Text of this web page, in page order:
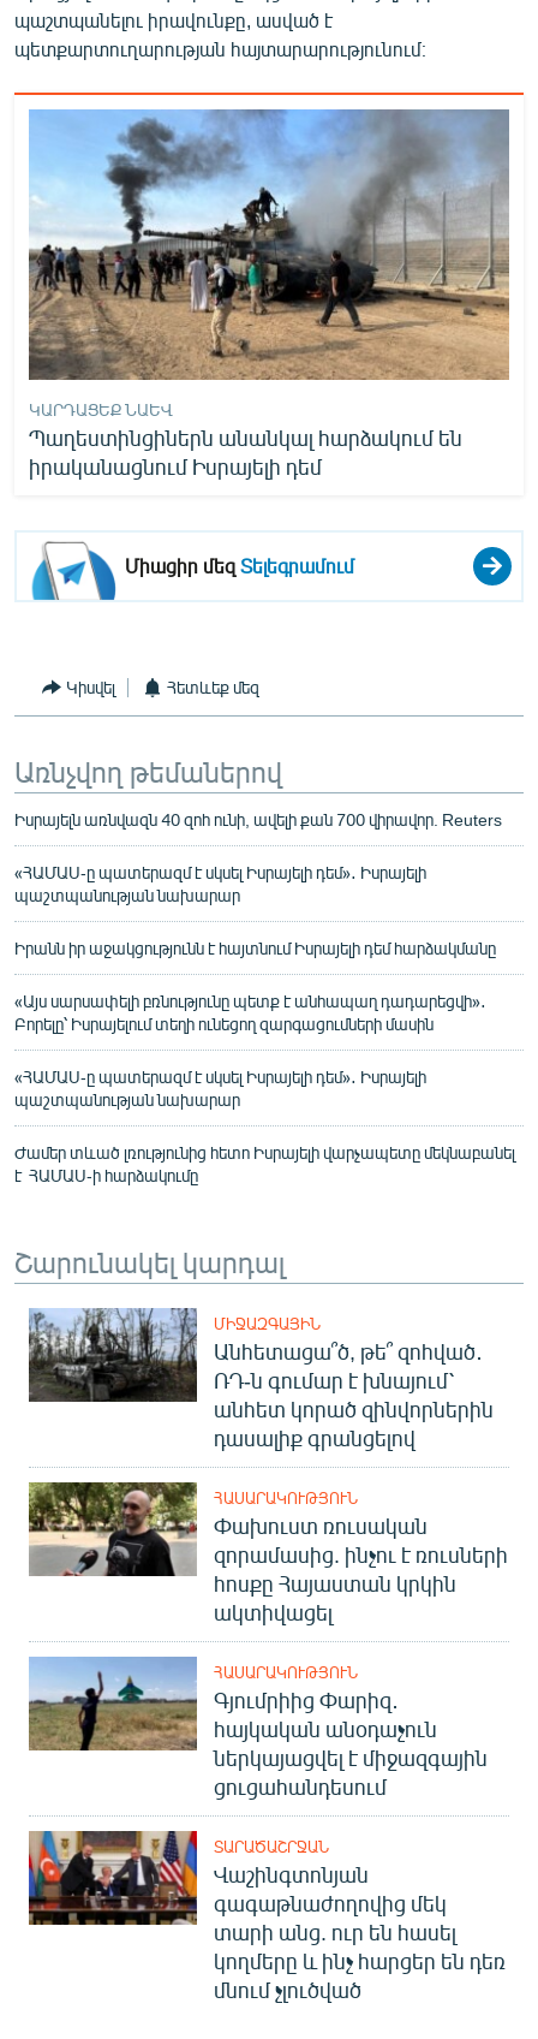
ՀԵՏԵՎԵՔ ՄԵԶ
«Ազատության» բոլոր կայքերը
պաշտպանելու իրավունքը, ասված է
պետքարտուղարության հայտարարությունում։
ԿԱՐԴԱՑԵՔ ՆԱԵՎ
Պաղեստինցիներն անանկալ հարձակում են
իրականացնում Իսրայելի դեմ
Միացիր մեզՏելեգրամում
Կիսվել Հետևեք մեզ
Առնչվող թեմաներով
Իսրայելն առնվազն 40 զոհ ունի, ավելի քան 700 վիրավոր. Reuters
«ՀԱՄԱՍ-ը պատերազմ է սկսել Իսրայելի դեմ»․ Իսրայելի
պաշտպանության նախարար
Իրանն իր աջակցությունն է հայտնում Իսրայելի դեմ հարձակմանը
«Այս սարսափելի բռնությունը պետք է անհապաղ դադարեցվի»․
Բորելը՝ Իսրայելում տեղի ունեցող զարգացումների մասին
«ՀԱՄԱՍ-ը պատերազմ է սկսել Իսրայելի դեմ»․ Իսրայելի
պաշտպանության նախարար
Ժամեր տևած լռությունից հետո Իսրայելի վարչապետը մեկնաբանել
է ՀԱՄԱՍ-ի հարձակումը
Շարունակել կարդալ
ՄԻՋԱԶԳԱՅԻՆ
Անհետացա՞ծ, թե՞ զոհված․
ՌԴ-ն գումար է խնայում՝
անհետ կորած զինվորներին
դասալիք գրանցելով
ՀԱՍԱՐԱԿՈՒԹՅՈՒՆ
Փախուստ ռուսական
զորամասից. ինչու է ռուսների
հոսքը Հայաստան կրկին
ակտիվացել
ՀԱՍԱՐԱԿՈՒԹՅՈՒՆ
Գյումրիից Փարիզ․
հայկական անօդաչուն
ներկայացվել է միջազգային
ցուցահանդեսում
ՏԱՐԱԾԱՇՐՋԱՆ
Վաշինգտոնյան
գագաթնաժողովից մեկ
տարի անց. ուր են հասել
կողմերը և ինչ հարցեր են դեռ
մնում չլուծված